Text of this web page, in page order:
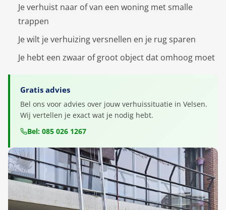
Je verhuist naar of van een woning met smalle
trappen
Je wilt je verhuizing versnellen en je rug sparen
Je hebt een zwaar of groot object dat omhoog moet
Gratis advies
Bel ons voor advies over jouw verhuissituatie in Velsen.
Wij vertellen je exact wat je nodig hebt.
Bel: 085 026 1267